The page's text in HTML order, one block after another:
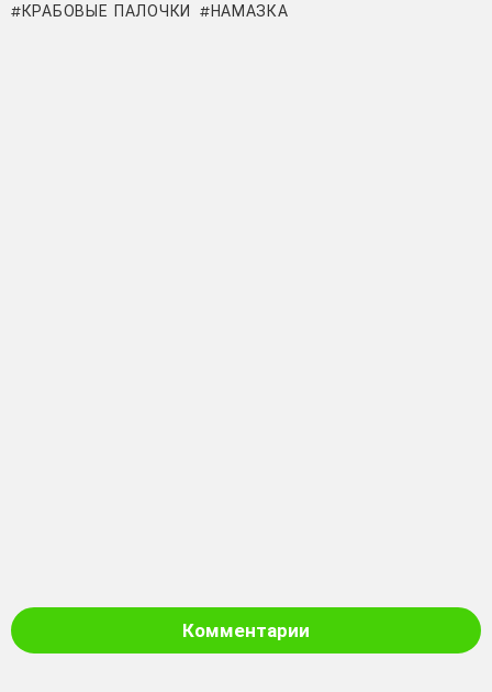
КРАБОВЫЕ ПАЛОЧКИ
НАМАЗКА
Комментарии